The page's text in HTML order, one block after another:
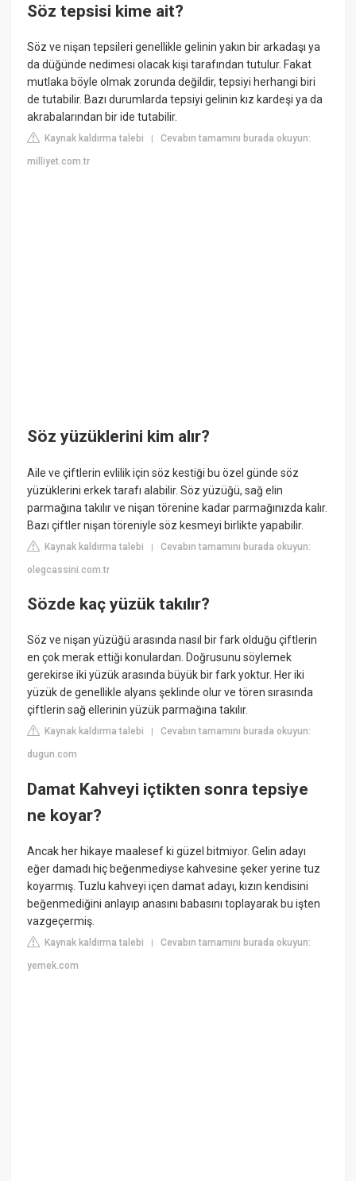
Söz tepsisi kime ait?
Söz ve nişan tepsileri genellikle gelinin yakın bir arkadaşı ya
da düğünde nedimesi olacak kişi tarafından tutulur. Fakat
mutlaka böyle olmak zorunda değildir, tepsiyi herhangi biri
de tutabilir. Bazı durumlarda tepsiyi gelinin kız kardeşi ya da
akrabalarından bir ide tutabilir.
Kaynak kaldırma talebi |Cevabın tamamını burada okuyun:
milliyet.com.tr
Söz yüzüklerini kim alır?
Aile ve çiftlerin evlilik için söz kestiği bu özel günde söz
yüzüklerini erkek tarafı alabilir. Söz yüzüğü, sağ elin
parmağına takılır ve nişan törenine kadar parmağınızda kalır.
Bazı çiftler nişan töreniyle söz kesmeyi birlikte yapabilir.
Kaynak kaldırma talebi |Cevabın tamamını burada okuyun:
olegcassini.com.tr
Sözde kaç yüzük takılır?
Söz ve nişan yüzüğü arasında nasıl bir fark olduğu çiftlerin
en çok merak ettiği konulardan. Doğrusunu söylemek
gerekirse iki yüzük arasında büyük bir fark yoktur. Her iki
yüzük de genellikle alyans şeklinde olur ve tören sırasında
çiftlerin sağ ellerinin yüzük parmağına takılır.
Kaynak kaldırma talebi |Cevabın tamamını burada okuyun:
dugun.com
Damat Kahveyi içtikten sonra tepsiye
ne koyar?
Ancak her hikaye maalesef ki güzel bitmiyor. Gelin adayı
eğer damadı hiç beğenmediyse kahvesine şeker yerine tuz
koyarmış. Tuzlu kahveyi içen damat adayı, kızın kendisini
beğenmediğini anlayıp anasını babasını toplayarak bu işten
vazgeçermiş.
Kaynak kaldırma talebi |Cevabın tamamını burada okuyun:
yemek.com